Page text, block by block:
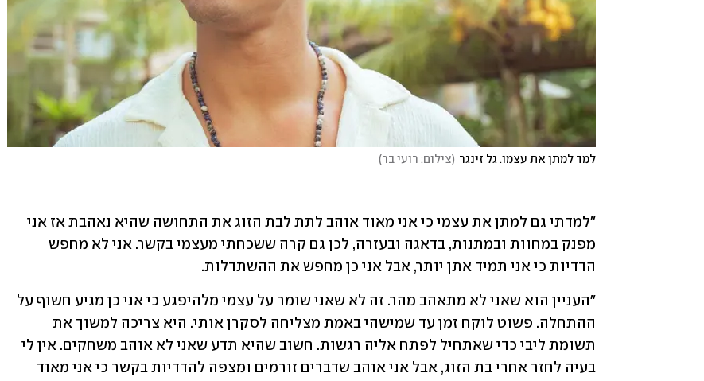
למד למתן את עצמו. גל זינגר (צילום: רועי בר)
הדדיות כי אני תמיד אתן יותר, אבל אני כן מחפש את ההשתדלות.